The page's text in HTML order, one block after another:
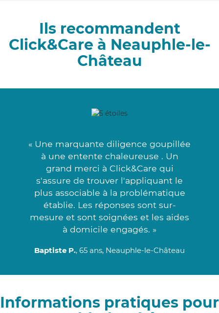
Ils recommandent
Click&Care à Neauphle-le-
Château
« Une marquante diligence goupillée
à une entente chaleureuse . Un
grand merci à Click&Care qui
s'assure de trouver l'appliquant le
plus associable à la problématique
établie. Les réponses sont sur-
mesure et sont soignées et les aides
à domicile engagés. »
Baptiste P., 65 ans, Neauphle-le-Château
Informations pratiques pour